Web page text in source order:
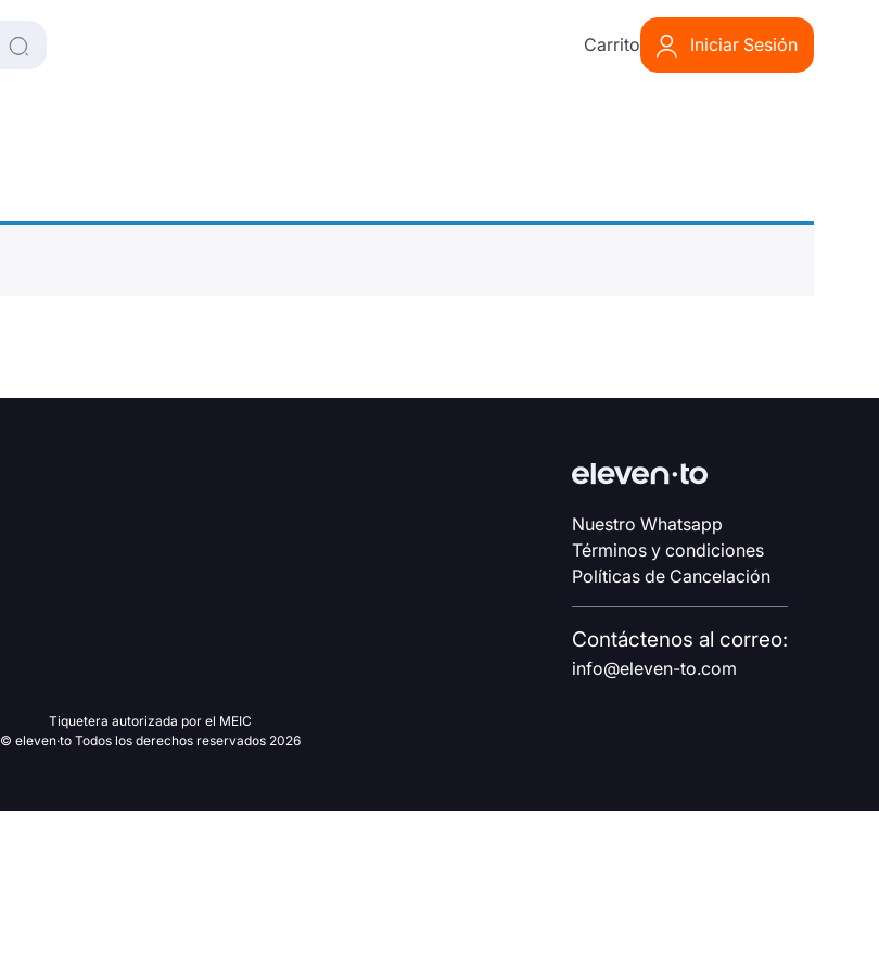
Carrito Iniciar Sesión
Nuestro Whatsapp
Términos y condiciones
Políticas de Cancelación
Contáctenos al correo:
info@eleven-to.com
Tiquetera autorizada por el MEIC
© eleven·to Todos los derechos reservados 2026